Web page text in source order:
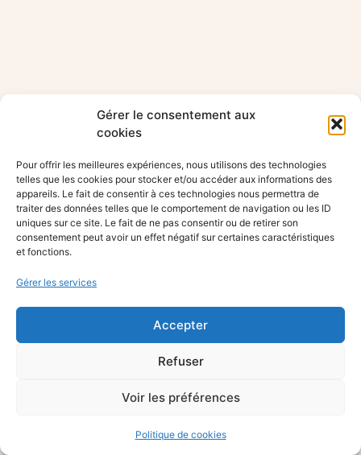
Gérer le consentement aux
cookies
Pour offrir les meilleures expériences, nous utilisons des technologies
telles que les cookies pour stocker et/ou accéder aux informations des
appareils. Le fait de consentir à ces technologies nous permettra de
traiter des données telles que le comportement de navigation ou les ID
uniques sur ce site. Le fait de ne pas consentir ou de retirer son
consentement peut avoir un effet négatif sur certaines caractéristiques
et fonctions.
Gérer les services
Accepter
Refuser
Voir les préférences
Politique de cookies